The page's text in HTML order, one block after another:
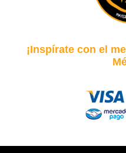
¡Inspírate con el